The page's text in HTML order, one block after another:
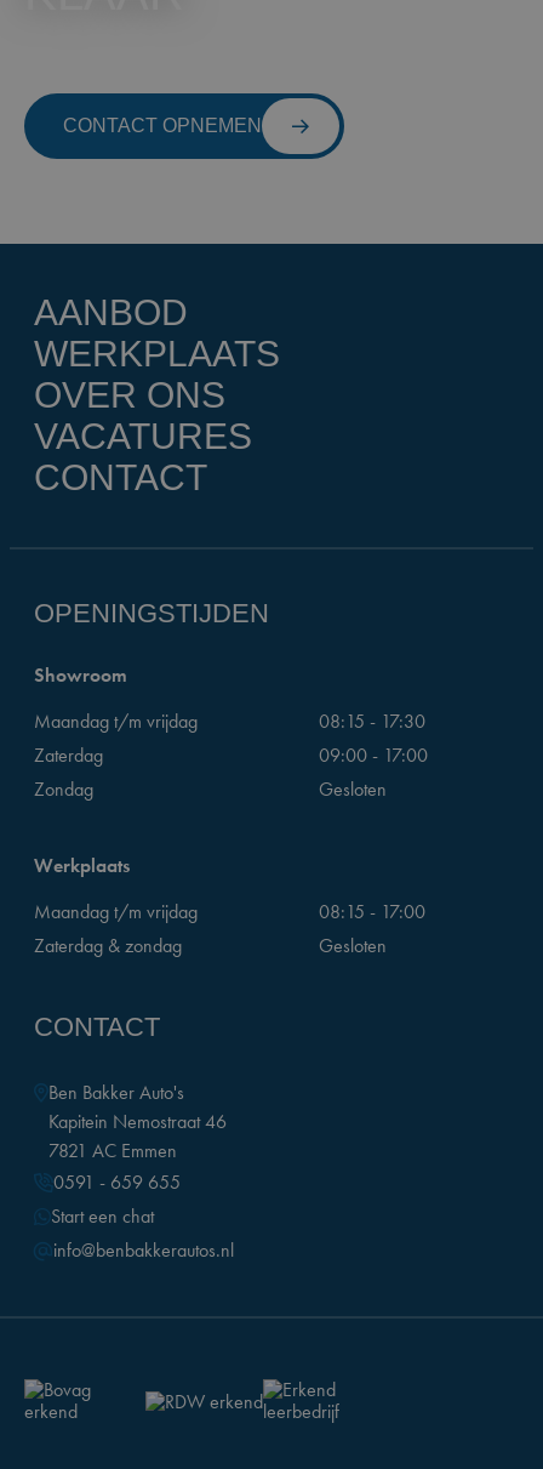
CONTACT OPNEMEN
AANBOD
WERKPLAATS
OVER ONS
VACATURES
CONTACT
OPENINGSTIJDEN
Showroom
Maandag t/m vrijdag
08:15 - 17:30
Zaterdag
09:00 - 17:00
Zondag
Gesloten
Werkplaats
Maandag t/m vrijdag
08:15 - 17:00
Zaterdag & zondag
Gesloten
CONTACT
Ben Bakker Auto's
Kapitein Nemostraat 46
7821 AC Emmen
0591 - 659 655
Start een chat
info@benbakkerautos.nl